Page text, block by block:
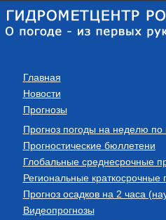
Главная
Новости
Прогнозы
Прогноз погоды на неделю
Прогностические бюллетени
Глобальные среднесрочные
Региональные краткосрочные
Прогноз осадков на 2 часа
Видеопрогнозы